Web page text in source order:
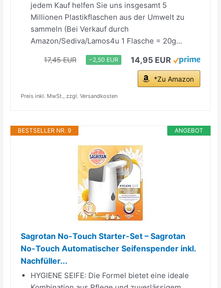
jedem Kauf helfen Sie uns insgesamt 5
Millionen Plastikflaschen aus der Umwelt zu
sammeln (Bei Verkauf durch
Amazon/Sediva/Lamos4u 1 Flasche = 20g...
17,45 EUR −2,50 EUR 14,95 EUR
*Zu Amazon
Preis inkl. MwSt., zzgl. Versandkosten
ANGEBOT
BESTSELLER NR. 9
Sagrotan No-Touch Starter-Set – Sagrotan
No-Touch Automatischer Seifenspender inkl.
Nachfüller...
HYGIENE SEIFE: Die Formel bietet eine ideale